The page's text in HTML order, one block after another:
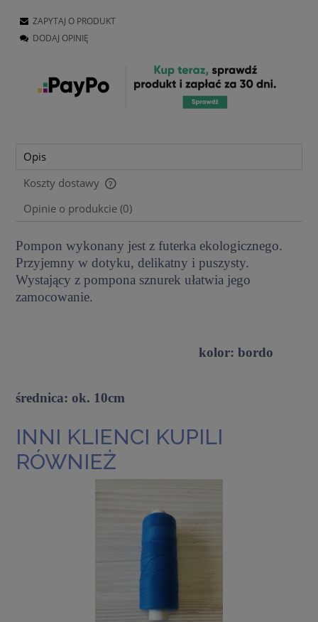
ZAPYTAJ O PRODUKT
DODAJ OPINIĘ
Opis
Koszty dostawy
Cena nie zawiera ewentualnych kosztów płatności
Opinie o produkcie (0)
Pompon wykonany jest z futerka ekologicznego.
Przyjemny w dotyku, delikatny i puszysty.
Wystający z pompona sznurek ułatwia jego
zamocowanie.
kolor: bordo
średnica: ok. 10cm
INNI KLIENCI KUPILI
RÓWNIEŻ